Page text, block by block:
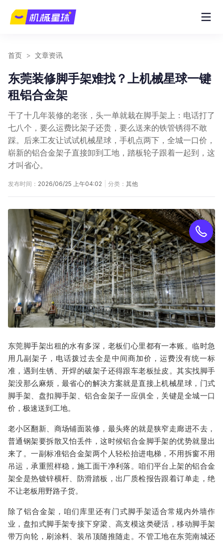
首页 > 文章资讯
东莞装修脚手架难找？上机械星球一键
租铝合金架
干了十几年装修的老张，头一单就栽在脚手架上：电话打了
七八个，要么运费比架子还贵，要么送来的铁管锈得不敢
踩。后来工友让试试机械星球，手机点两下，全城一口价，
崭新的铝合金架子直接卸到工地，踏板轮子跟着一起到，这
才叫省心。
发布时间： 2026/06/25 上午04:02 分类： 其他
东莞脚手架出租的水有多深，老板们心里都有一本账。临时急
用几副架子，电话拨过去全是中间商加价，运费没有统一标
准，遇到生锈、开焊的破架子还得跟车老板扯皮。其实找脚手
架没那么麻烦，最省心的解决方案就是直接上机械星球 ，门式
脚手架、盘扣脚手架、铝合金架子一应俱全，关键是全城一口
价，极速送到工地。
老小区翻新、商场铺面装修，最头疼的就是狭窄走廊进不去 ，
普通钢架要拆散又怕丢件，这时候铝合金脚手架的优势就显出
来了。一副标准铝合金架两个人轻松抬进电梯，不用拆窗不用
吊运，承重照样稳，施工面干净利落。咱们平台上架的铝合金
架全是热镀锌横杆、防滑踏板，出厂质检报告跟着订单走，绝
不让老板用野路子货。
除了铝合金架，咱们库里还有门式脚手架适合常规内外墙作
业， 盘扣式脚手架专接下穿梁、高支模这类硬活，移动脚手架
带万向轮，刷涂料、装吊顶随推随走。不管工地在东莞南城还